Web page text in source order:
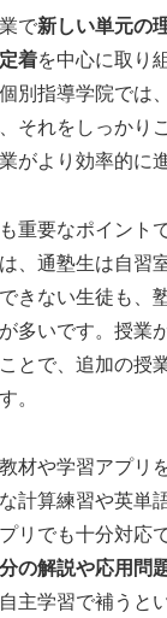
で新しい単元の
着を中心に取り
別指導学院では
それをしっかり
がより効率的に
も重要なポイント
、通塾生は自習
きない生徒も、
多いです。授業
とで、追加の授
。
材や学習アプリ
計算練習や英単
リでも十分対応
の解説や応用問
主学習で補うと